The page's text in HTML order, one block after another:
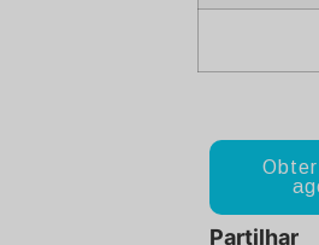
Partilhar